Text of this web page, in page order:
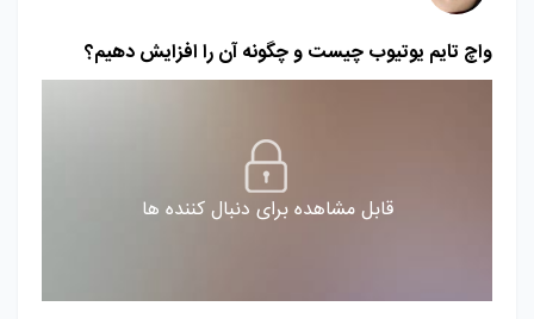
واچ تایم یوتیوب چیست و چگونه آن را افزایش دهیم؟
قابل مشاهده برای دنبال کننده ها